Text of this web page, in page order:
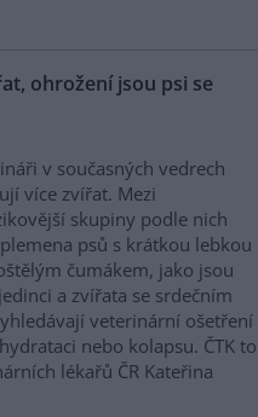
ohrožení jsou psi se
v současných vedrech
více zvířat. Mezi
skupiny podle nich
psů s krátkou lebkou
čumákem, jako jsou
a zvířata se srdečním
veterinární ošetření
nebo kolapsu. ČTK to
lékařů ČR Kateřina